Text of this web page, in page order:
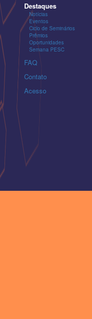
Destaques
Notícias
Eventos
Ciclo de Seminários
Prêmios
Oportunidades
Semana PESC
FAQ
Contato
Acesso